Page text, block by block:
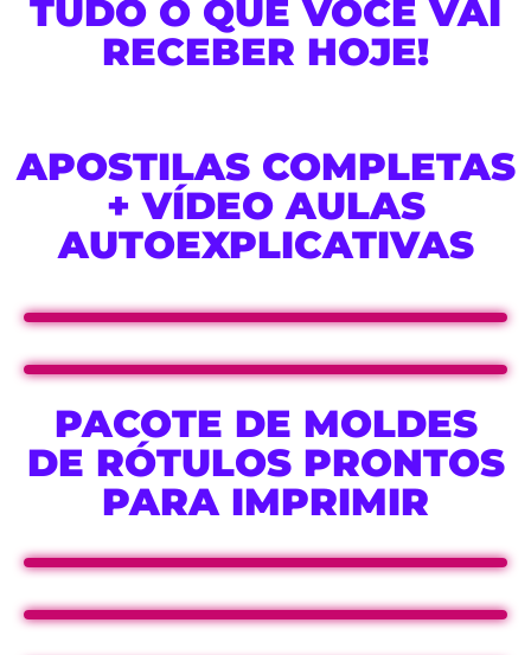
TUDO O QUE VOCÊ VAI
RECEBER HOJE!
APOSTILAS COMPLETAS
+ VÍDEO AULAS
AUTOEXPLICATIVAS
PACOTE DE MOLDES
DE RÓTULOS PRONTOS
PARA IMPRIMIR